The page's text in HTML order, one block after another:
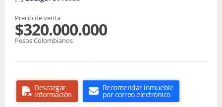
Precio de venta
$320.000.000
Pesos Colombianos
Descargar
información
Recomendar inmueble
por correo electrónico